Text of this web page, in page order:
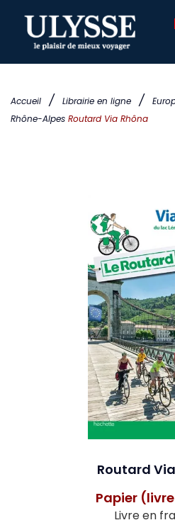
Accueil / Librairie en ligne /
Rhône-Alpes Routard Via Rhôna
Routard
Papier
Livre en